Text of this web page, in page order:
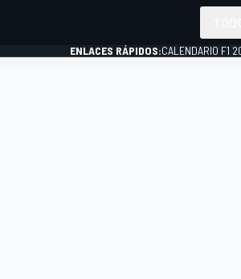
ENLACES RÁPIDOS:CALENDARIO F1